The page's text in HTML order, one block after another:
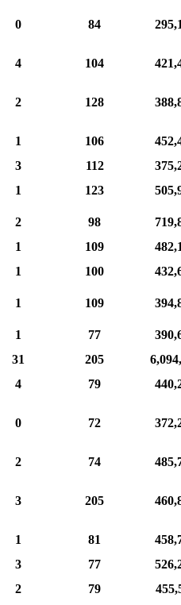
0 84
4 104
2 128
1 106
3 112
1 123
2 98
1 109
1 100
1 109
1 77
31 205
4 79
0 72
2 74
3 205
1 81
3 77
2 79